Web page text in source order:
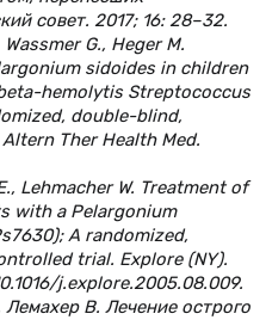
совет. 2017; 16: 28–32.
G., Heger M.
sidoides in children
hemolytis Streptococcus
double-blind,
Ther Health Med.
Lehmacher W. Treatment of
with a Pelargonium
A randomized,
trial. Explore (NY).
j.explore.2005.08.009.
В. Лечение острого